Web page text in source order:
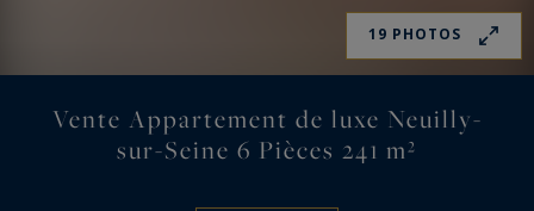
19 PHOTOS
Vente Appartement de luxe Neuilly-
sur-Seine 6 Pièces 241 m²